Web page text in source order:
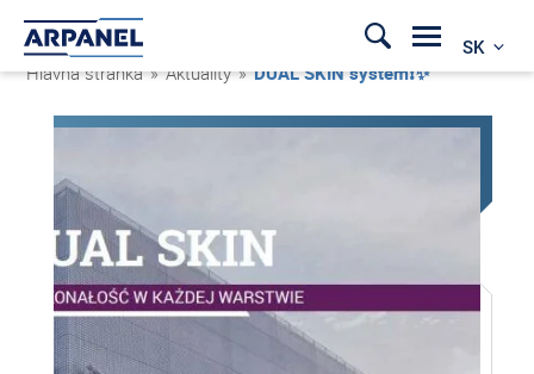
SK
Hlavná stránka » Aktuality »DUAL SKIN systém❗✨